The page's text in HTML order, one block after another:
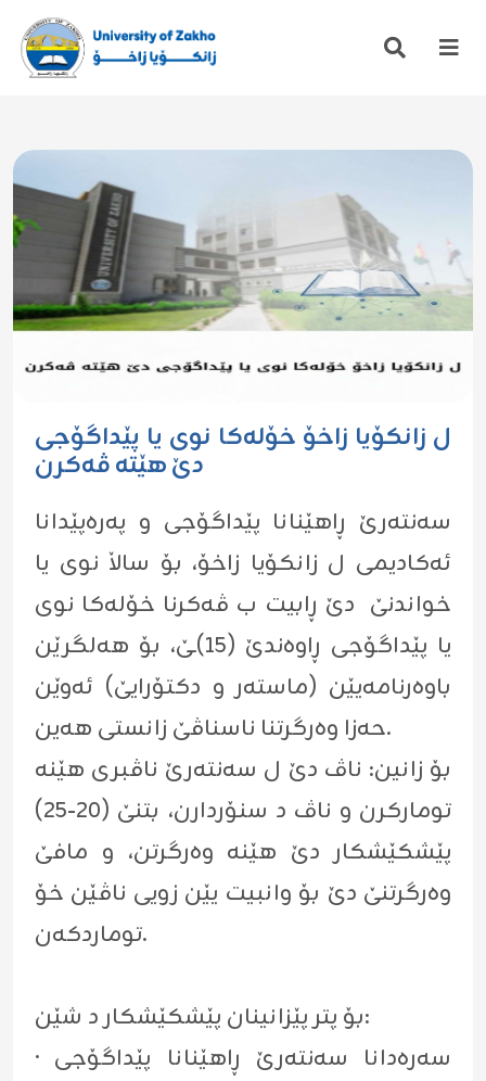
ل زانکۆیا زاخۆ خۆله‌كا نوى یا پێداگۆجى
دێ هێتە ڤەکرن
سه‌نته‌رێ ڕاهێنانا پێداگۆجى و په‌ره‌پێدانا
ئه‌كادیمى ل زانكۆیا زاخۆ، بۆ ساڵا نوى یا
خواندنێ دێ ڕابیت ب ڤه‌كرنا خۆله‌كا نوى
یا پێداگۆجى ڕاوه‌ندێ (١٥)ـێ، بۆ هه‌لگرێن
باوه‌رنامەیێن (ماسته‌ر و دكتۆرایێ) ئه‌وێن
حه‌زا وه‌رگرتنا ناسناڤێ زانستى هه‌ین.
بۆ زانین: ناڤ دێ ل سه‌نته‌رێ ناڤبرى هێنه‌
توماركرن و ناڤ د سنۆردارن، بتنێ (٢٠-٢٥)
پێشكێشكار دێ هێنه‌ وه‌رگرتن، و مافێ
وه‌رگرتنێ دێ بۆ وانبیت یێن زویى ناڤێن خۆ
توماردكه‌ن.
بۆ پتر پێزانینان پێشكێشكار د شێن:
· سەرەدانا سه‌نته‌رێ ڕاهێنانا پێداگۆجى